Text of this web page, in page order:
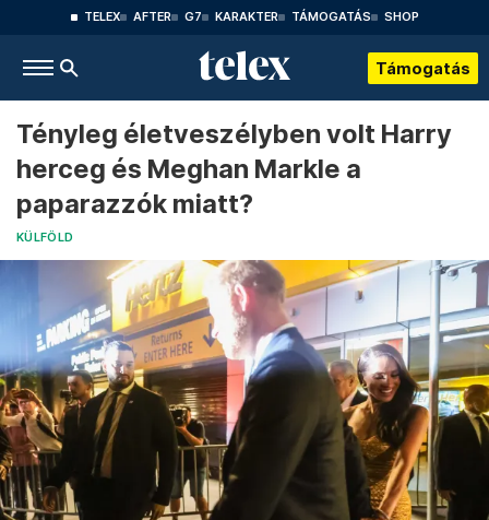
TELEX AFTER G7 KARAKTER TÁMOGATÁS SHOP
Támogatás
Tényleg életveszélyben volt Harry
herceg és Meghan Markle a
paparazzók miatt?
KÜLFÖLD